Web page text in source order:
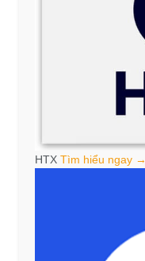
HTX Tìm hiểu ngay →